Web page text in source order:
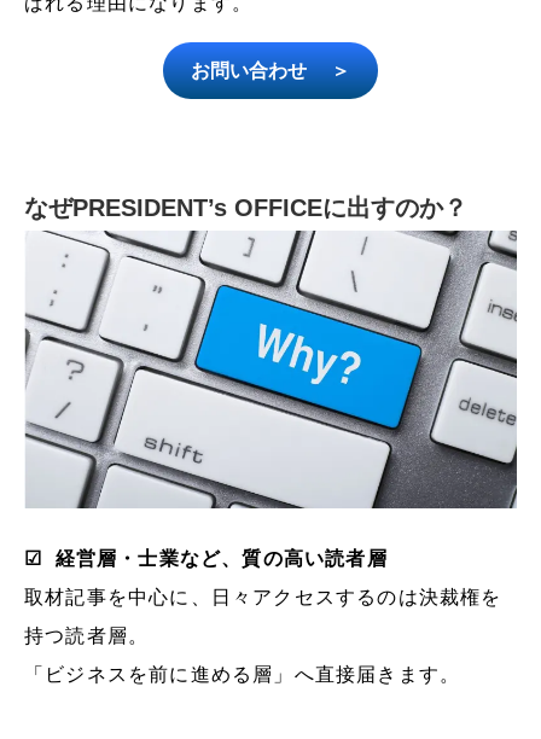
お問い合わせ ＞
なぜPRESIDENT’s OFFICEに出すのか？
☑ 経営層・士業など、質の高い読者層
取材記事を中心に、日々アクセスするのは決裁権を
持つ読者層。
「ビジネスを前に進める層」へ直接届きます。